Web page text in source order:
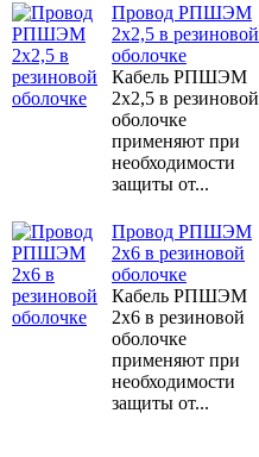
Провод РПШЭМ
2x2,5 в резиновой
оболочке
Кабель РПШЭМ
2x2,5 в резиновой
оболочке
применяют при
необходимости
защиты от...
Провод РПШЭМ
2x6 в резиновой
оболочке
Кабель РПШЭМ
2x6 в резиновой
оболочке
применяют при
необходимости
защиты от...